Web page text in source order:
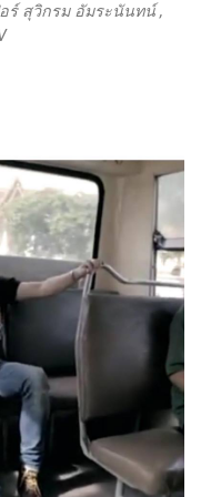
ร์ สุวิกรม อัมระนันทน์ ,